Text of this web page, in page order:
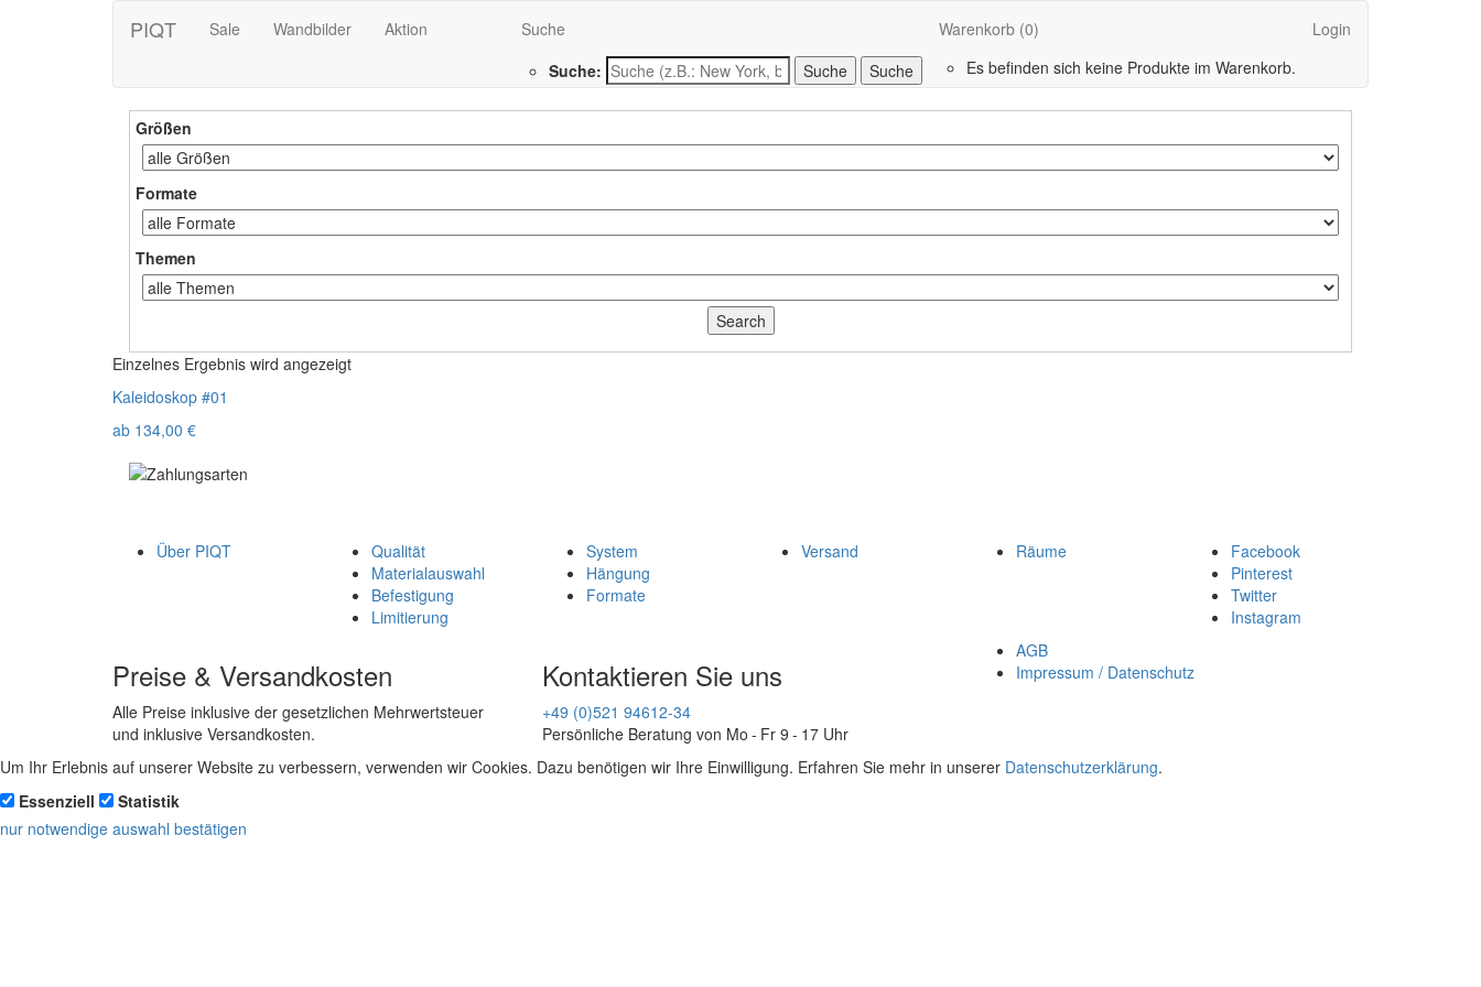
PIQT Sale Wandbilder Aktion
Suche
Suche:
Suche
Warenkorb (0)
Es befinden sich keine Produkte im Warenkorb.
Login
Größen
Formate
Themen
Einzelnes Ergebnis wird angezeigt
Kaleidoskop #01
ab 134,00 €
Über PIQT
Qualität
Materialauswahl
Befestigung
Limitierung
System
Hängung
Formate
Versand Räume
Facebook
Pinterest
Twitter
Instagram
Preise & Versandkosten
Alle Preise inklusive der gesetzlichen Mehrwertsteuer
und inklusive Versandkosten.
Kontaktieren Sie uns
+49 (0)521 94612-34
Persönliche Beratung von Mo - Fr 9 - 17 Uhr
AGB
Impressum / Datenschutz
Um Ihr Erlebnis auf unserer Website zu verbessern, verwenden wir Cookies. Dazu benötigen wir Ihre Einwilligung. Erfahren Sie mehr in unserer Datenschutzerklärung.
Essenziell
Statistik
nur notwendige auswahl bestätigen